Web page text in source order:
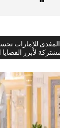
للإمارات
لأبرز القضايا